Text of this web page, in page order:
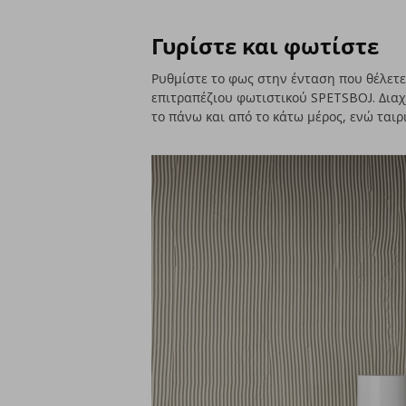
Γυρίστε και φωτίστε
Ρυθμίστε το φως στην ένταση που
επιτραπέζιου φωτιστικού SPETSBOJ.
το πάνω και από το κάτω μέρος, ενώ